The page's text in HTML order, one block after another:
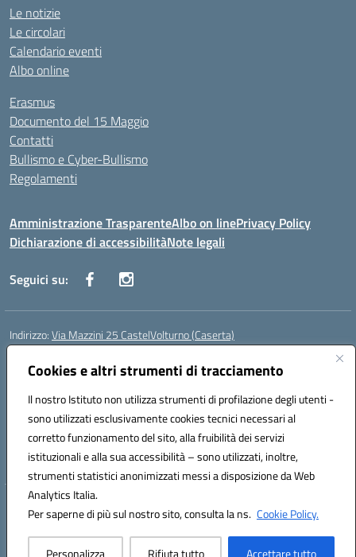
Cookies e altri strumenti di tracciamento
Il nostro Istituto non utilizza strumenti di profilazione degli utenti -
sono utilizzati esclusivamente cookies tecnici necessari al
corretto funzionamento del sito, alla fruibilità dei servizi
istituzionali e alla sua accessibilità – sono utilizzati, inoltre,
strumenti statistici anonimizzati messi a disposizione da Web
Analytics Italia.
Per saperne di più sul nostro sito, consulta la ns. Cookie Policy.
Personalizza Rifiuta tutto Accettare tutto
Le notizie
Le circolari
Calendario eventi
Albo online
Erasmus
Documento del 15 Maggio
Contatti
Bullismo e Cyber-Bullismo
Regolamenti
Amministrazione TrasparenteAlbo on linePrivacy Policy
Dichiarazione di accessibilitàNote legali
Seguici su:
Indirizzo:Via Mazzini 25 CastelVolturno (Caserta)
Centralino:
Posta elettronica certificata (PEC):ceis014005@pec.istruzione.it
Codice fiscale: 93063510619
Codice meccanografico:CEIS014005
Codice Indice delle Pubbliche Amministrazioni (IPA): istsc_ceis014005
Codice unico di fatturazione (CUF): UOU8EW
Hosting & Powered by 3D Solution S.r.l.
Concept & Design by Designers Italia